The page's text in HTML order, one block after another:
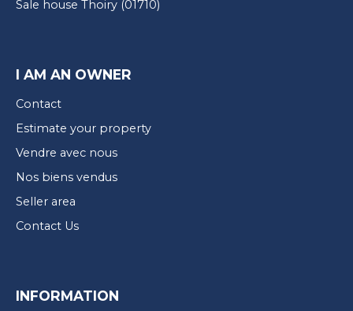
Sale house Thoiry (01710)
I AM AN OWNER
Contact
Estimate your property
Vendre avec nous
Nos biens vendus
Seller area
Contact Us
INFORMATION